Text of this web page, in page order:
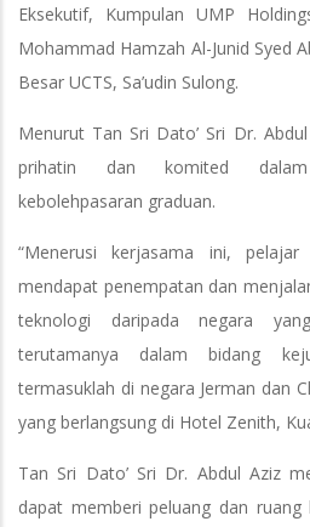
Eksekutif, Kumpulan UMP
Mohammad Hamzah Al-Junid Syed
Besar UCTS, Sa’udin Sulong.
Menurut Tan Sri Dato’ Sri Dr.
prihatin dan komited dalam
kebolehpasaran graduan.
“Menerusi kerjasama ini,
mendapat penempatan dan
teknologi daripada negara
terutamanya dalam bidang
termasuklah di negara Jerman dan
yang berlangsung di Hotel Zenith,
Tan Sri Dato’ Sri Dr. Abdul Aziz
dapat memberi peluang dan